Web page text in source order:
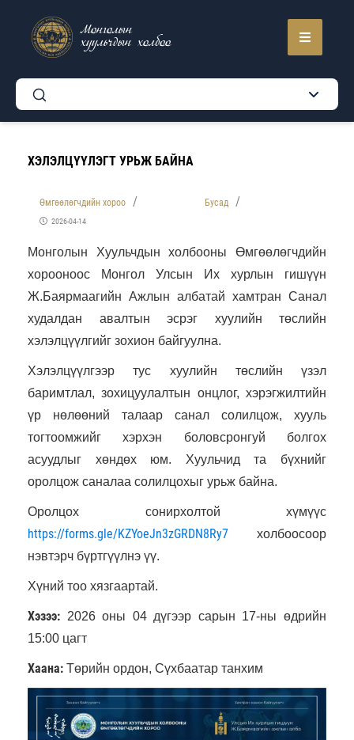
Монголын
хуульчдын холбоо
ХЭЛЭЛЦҮҮЛЭГТ УРЬЖ БАЙНА
Өмгөөлөгчдийн хороо Бусад
2026-04-14
Монголын Хуульчдын холбооны Өмгөөлөгчдийн
хорооноос Монгол Улсын Их хурлын гишүүн
Ж.Баярмаагийн Ажлын албатай хамтран Санал
худалдан авалтын эсрэг хуулийн төслийн
хэлэлцүүлгийг зохион байгуулна.
Хэлэлцүүлгээр тус хуулийн төслийн үзэл
баримтлал, зохицуулалтын онцлог, хэрэгжилтийн
үр нөлөөний талаар санал солилцож, хууль
тогтоомжийг хэрхэн боловсронгуй болгох
асуудлыг хөндөх юм. Хуульчид та бүхнийг
оролцож саналаа солилцохыг урьж байна.
Оролцох сонирхолтой хүмүүс
https://forms.gle/KZYoeJn3zGRDN8Ry7 холбоосоор
нэвтэрч бүртгүүлнэ үү.
Хүний тоо хязгаартай.
Хэзээ: 2026 оны 04 дүгээр сарын 17-ны өдрийн
15:00 цагт
Хаана: Төрийн ордон, Сүхбаатар танхим